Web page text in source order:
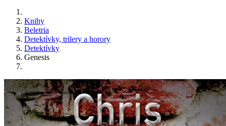
Knihy
Beletria
Detektívky, trilery a horory
Detektívky
Genesis